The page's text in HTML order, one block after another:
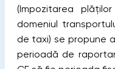
(Impozitarea
domeniul
de taxi) se propune
perioadă de